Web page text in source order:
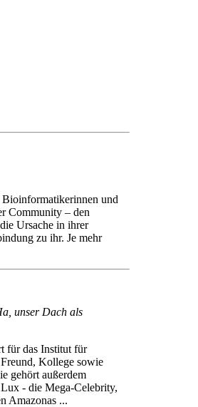
Bioinformatikerinnen und
Community – den
Ursache in ihrer
zu ihr. Je mehr
unser Dach als
für das Institut für
Kollege sowie
gehört außerdem
- die Mega-Celebrity,
Amazonas ...